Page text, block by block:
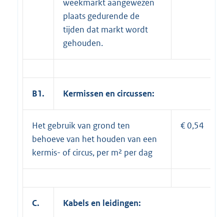
weekmarkt aangewezen
plaats gedurende de
tijden dat markt wordt
gehouden.
B1. Kermissen en circussen:
Het gebruik van grond ten
behoeve van het houden van een
kermis- of circus, per m² per dag
€ 0,54
C. Kabels en leidingen: